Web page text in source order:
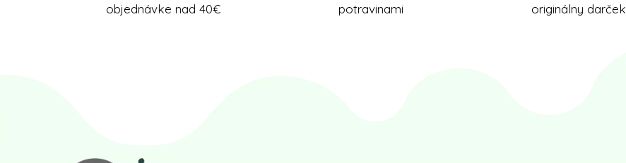
objednávke nad 40€
potravinami
originálny darček